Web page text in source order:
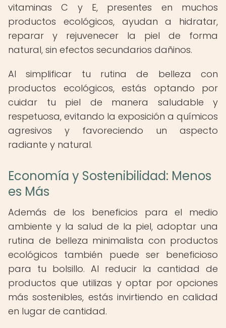
vitaminas C y E, presentes en muchos
productos ecológicos, ayudan a hidratar,
reparar y rejuvenecer la piel de forma
natural, sin efectos secundarios dañinos.
Al simplificar tu rutina de belleza con
productos ecológicos, estás optando por
cuidar tu piel de manera saludable y
respetuosa, evitando la exposición a químicos
agresivos y favoreciendo un aspecto
radiante y natural.
Economía y Sostenibilidad: Menos
es Más
Además de los beneficios para el medio
ambiente y la salud de la piel, adoptar una
rutina de belleza minimalista con productos
ecológicos también puede ser beneficioso
para tu bolsillo. Al reducir la cantidad de
productos que utilizas y optar por opciones
más sostenibles, estás invirtiendo en calidad
en lugar de cantidad.